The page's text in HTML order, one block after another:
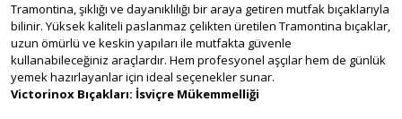
Tramontina, şıklığı ve dayanıklılığı bir araya getiren mutfak bıçaklarıyla
bilinir. Yüksek kaliteli paslanmaz çelikten üretilen Tramontina bıçaklar,
uzun ömürlü ve keskin yapıları ile mutfakta güvenle
kullanabileceğiniz araçlardır. Hem profesyonel aşçılar hem de günlük
yemek hazırlayanlar için ideal seçenekler sunar.
Victorinox Bıçakları: İsviçre Mükemmelliği